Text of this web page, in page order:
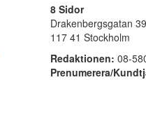
8 Sidor
Drakenbergsgatan 39
117 41 Stockholm
Redaktionen: 08-
Prenumerera/